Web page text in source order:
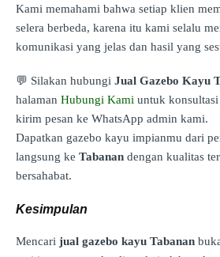
Kami memahami bahwa setiap klien
selera berbeda, karena itu kami selalu
komunikasi yang jelas dan hasil yang
💬 Silakan hubungi Jual Gazebo Kayu
halaman Hubungi Kami untuk
kirim pesan ke WhatsApp admin kami.
Dapatkan gazebo kayu impianmu dari
langsung ke Tabanan dengan kualitas
bersahabat.
Kesimpulan
Mencari jual gazebo kayu Tabanan